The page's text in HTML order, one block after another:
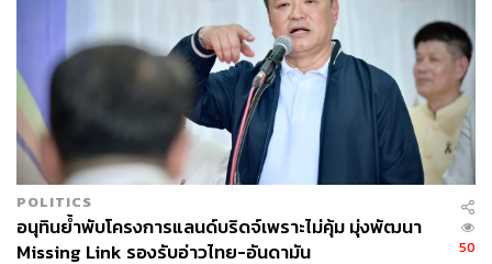
กองบรรณาธิการ THE STANDARD
POLITICS
อนุทินย้ำพับโครงการแลนด์บริดจ์เพราะไม่คุ้ม มุ่งพัฒนา
Missing Link รองรับอ่าวไทย-อันดามัน
50